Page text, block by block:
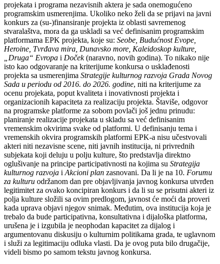
projekata i programa nezavisnih aktera je sada onemogućeno
programskim usmerenjima. Ukoliko neko želi da se prijavi na javni
konkurs za (su-)finansiranje projekta iz oblasti savremenog
stvaralaštva, mora da ga uskladi sa već definisanim programskim
platformama EPK projekta, koje su: Seobe, Budućnost Evope,
Heroine, Tvrđava mira, Dunavsko more, Kaleidoskop kulture,
„Druga“ Evropa i Doček(naravno, novih godina). To nikako nije
isto kao odgovaranje na kriterijume konkursa o usklađenosti
projekta sa usmerenjima Strategije kulturnog razvoja Grada Novog
Sada u periodu od 2016. do 2026. godine, niti na kriterijume za
ocenu projekata, poput kvaliteta i inovativnosti projekta i
organizacionih kapaciteta za realizaciju projekta. Štaviše, odgovor
na programske platforme za sobom povlači još jednu prinudu:
planiranje realizacije projekata u skladu sa već definisanim
vremenskim okvirima svake od platformi. U definisanju tema i
vremenskih okvira programskih platformi EPK-a nisu učestvovali
akteri niti nezavisne scene, niti javnih institucija, ni privrednih
subjekata koji deluju u polju kulture, što predstavlja direktno
oglušivanje na principe participativnosti na kojima su Strategija
kulturnog razvoja i Akcioni plan zasnovani. Da li je na 10. Forumu
za kulturu održanom dan pre objavljivanja javnog konkursa utvrđen
legitimitet za ovako koncipiran konkurs i da li su se prisutni akteri iz
polja kulture složili sa ovim predlogom, javnost će moći da proveri
kada uprava objavi njegov snimak. Međutim, ova institucija koja je
trebalo da bude participativna, konsultativna i dijaloška platforma,
urušena je i izgubila je neophodan kapacitet za dijalog i
argumentovanu diskusiju o kulturnim politikama grada, te uglavnom
i služi za legitimaciju odluka vlasti. Da je ovog puta bilo drugačije,
videli bismo po samom tekstu javnog konkursa.